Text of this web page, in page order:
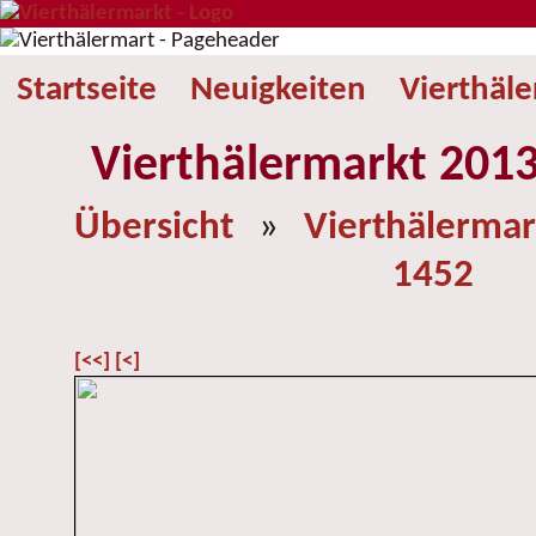
Startseite Neuigkeiten
Vierthälermarkt
Übersicht »
1452
[<<] [<]